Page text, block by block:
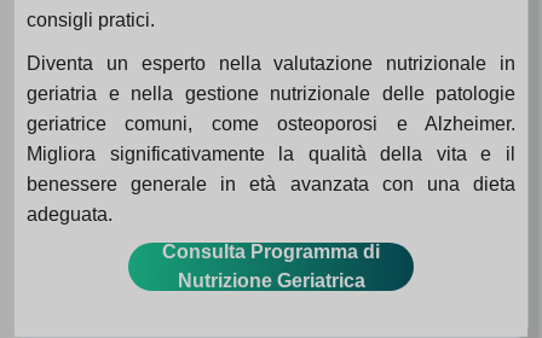
consigli pratici.
Diventa un esperto nella valutazione nutrizionale in
geriatria e nella gestione nutrizionale delle patologie
geriatrice comuni, come osteoporosi e Alzheimer.
Migliora significativamente la qualità della vita e il
benessere generale in età avanzata con una dieta
adeguata.
Consulta Programma di
Nutrizione Geriatrica